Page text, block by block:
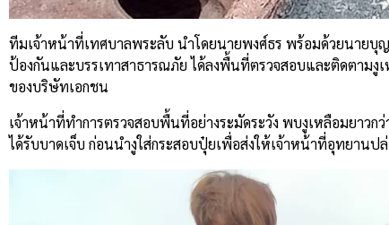
ทีมเจ้าหน้าที่เทศบาลพระลับ นำโดยนายพงศ์ธร พร้อมด้วยนายบุ
ป้องกันและบรรเทาสาธารณภัย ได้ลงพื้นที่ตรวจสอบและติดตามงู
ของบริษัทเอกชน
เจ้าหน้าที่ทำการตรวจสอบพื้นที่อย่างระมัดระวัง พบงูเหลือมยาวก
ได้รับบาดเจ็บ ก่อนนำงูใส่กระสอบปุ๋ยเพื่อส่งให้เจ้าหน้าที่อุทยานป